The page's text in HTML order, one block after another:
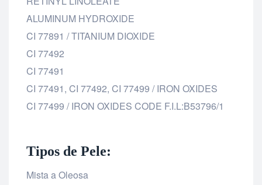
ALUMINUM HYDROXIDE
CI 77891 / TITANIUM DIOXIDE
CI 77492
CI 77491
CI 77491, CI 77492, CI 77499 / IRON OXIDES
CI 77499 / IRON OXIDES CODE F.I.L:B53796/1
Tipos de Pele:
Mista a Oleosa